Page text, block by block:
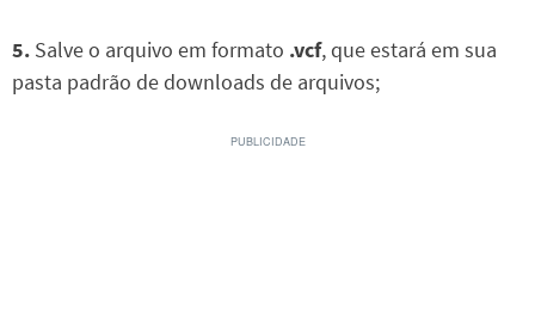
5. Salve o arquivo em formato .vcf, que estará em sua
pasta padrão de downloads de arquivos;